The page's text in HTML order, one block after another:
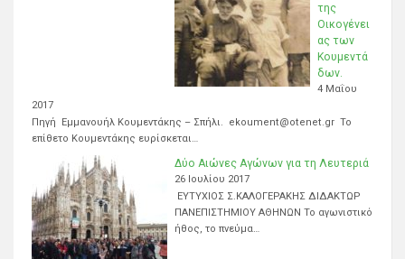
της
Οικογένει
ας των
Κουμεντά
δων.
4 Μαΐου
2017
Πηγή Εμμανουήλ Κουμεντάκης – Σπήλι. ekoument@otenet.gr Το
επίθετο Κουμεντάκης ευρίσκεται…
Δύο Αιώνες Αγώνων για τη Λευτεριά
26 Ιουλίου 2017
ΕΥΤΥΧΙΟΣ Σ.ΚΑΛΟΓΕΡΑΚΗΣ ΔΙΔΑΚΤΩΡ
ΠΑΝΕΠΙΣΤΗΜΙΟΥ ΑΘΗΝΩΝ Το αγωνιστικό
ήθος, το πνεύμα…